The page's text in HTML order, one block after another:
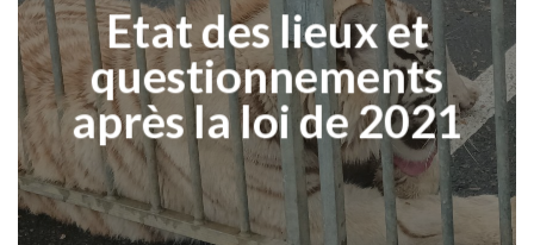
Etat des lieux et
questionnements
après la loi de 2021